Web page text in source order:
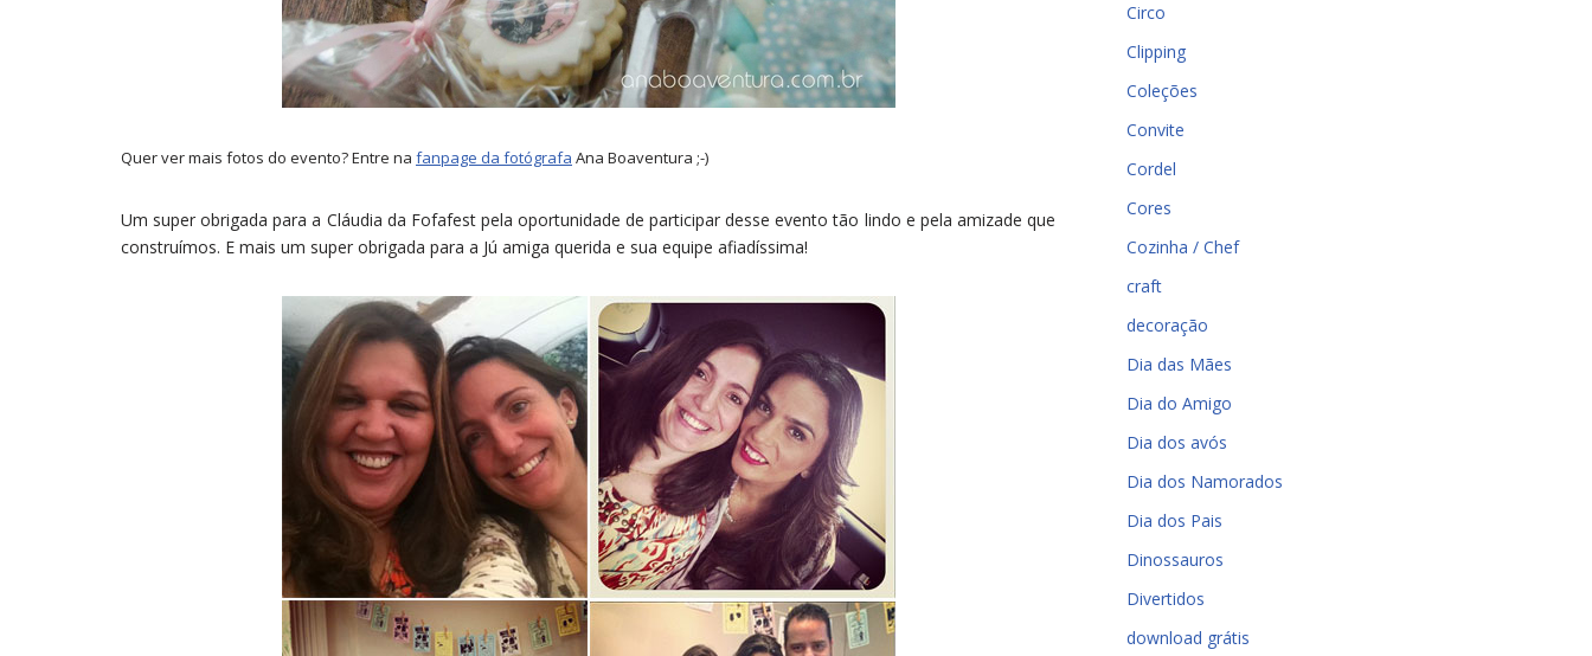
Quer ver mais fotos do evento? Entre na fanpage da fotógrafa Ana Boaventura ;-)
Um super obrigada para a Cláudia da Fofafest pela oportunidade de participar desse evento tão lindo e pela amizade que
construímos. E mais um super obrigada para a Jú amiga querida e sua equipe afiadíssima!
Circo
Clipping
Coleções
Convite
Cordel
Cores
Cozinha / Chef
craft
decoração
Dia das Mães
Dia do Amigo
Dia dos avós
Dia dos Namorados
Dia dos Pais
Dinossauros
Divertidos
download grátis